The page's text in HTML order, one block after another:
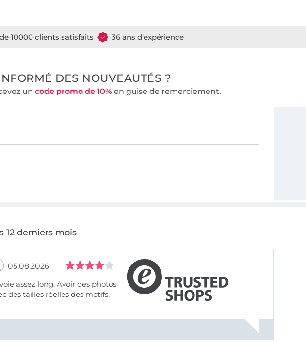
10000 clients satisfaits 36 ans d'expérience
DES NOUVEAUTÉS ?
un code promo de 10%en guise de remerciement.
12 derniers mois
05.08.2026
assez long. Avoir des photos
des tailles réelles des motifs.